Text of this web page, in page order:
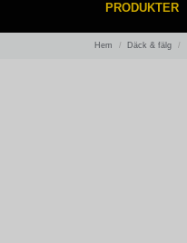
PRODUKTER
Hem Däck & fälg